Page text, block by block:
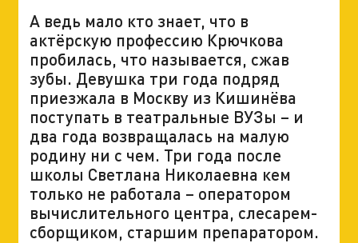
А ведь мало кто знает, что в
актёрскую профессию Крючкова
пробилась, что называется, сжав
зубы. Девушка три года подряд
приезжала в Москву из Кишинёва
поступать в театральные ВУЗы – и
два года возвращалась на малую
родину ни с чем. Три года после
школы Светлана Николаевна кем
только не работала – оператором
вычислительного центра, слесарем-
сборщиком, старшим препаратором.